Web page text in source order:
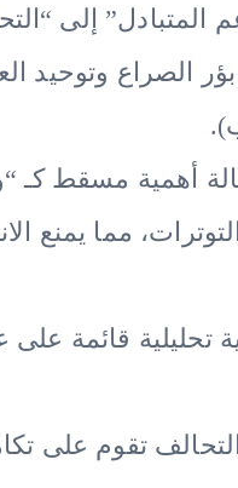
المتبادل” إلى
الصراع وتوحيد
أهمية مسقط كـ
مما يمنع
تحليلية قائمة
تقوم على